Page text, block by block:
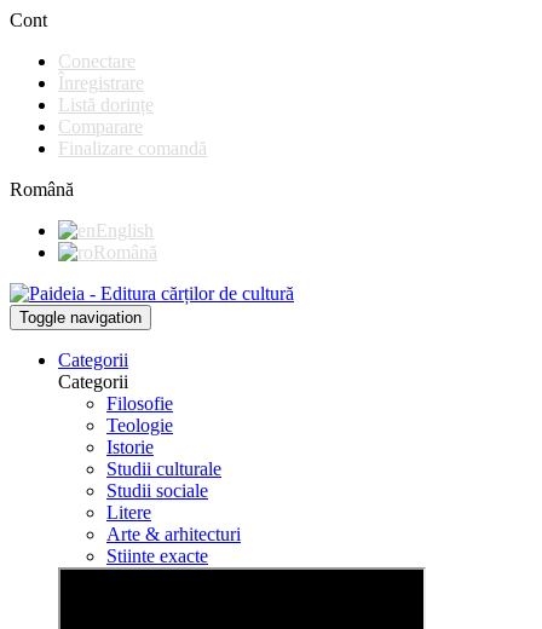
Cont
Conectare
Înregistrare
Listă dorințe
Comparare
Finalizare comandă
Română
English
Română
Toggle navigation
Categorii
Categorii
Filosofie
Teologie
Istorie
Studii culturale
Studii sociale
Litere
Arte & arhitecturi
Stiinte exacte